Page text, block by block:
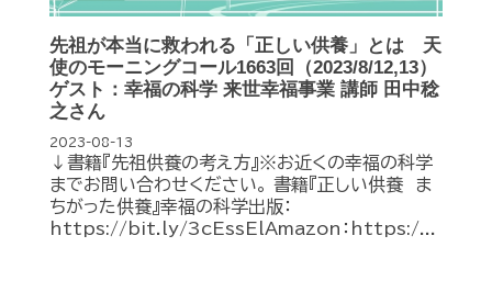
先祖が本当に救われる「正しい供養」とは 天
使のモーニングコール1663回（2023/8/12,13）
ゲスト：幸福の科学 来世幸福事業 講師 田中稔
之さん
2023-08-13
↓書籍『先祖供養の考え方』※お近くの幸福の科学
までお問い合わせください。 書籍『正しい供養 ま
ちがった供養』幸福の科学出版：
https://bit.ly/3cEssElAmazon：https:/...